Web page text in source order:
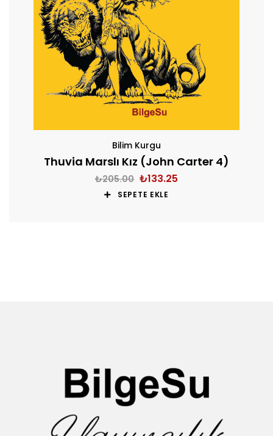
Bilim Kurgu
Thuvia Marslı Kız (John Carter 4)
₺205.00 ₺133.25
SEPETE EKLE